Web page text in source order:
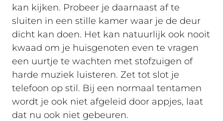
kan kijken. Probeer je daarnaast af te
sluiten in een stille kamer waar je de deur
dicht kan doen. Het kan natuurlijk ook nooit
kwaad om je huisgenoten even te vragen
een uurtje te wachten met stofzuigen of
harde muziek luisteren. Zet tot slot je
telefoon op stil. Bij een normaal tentamen
wordt je ook niet afgeleid door appjes, laat
dat nu ook niet gebeuren.